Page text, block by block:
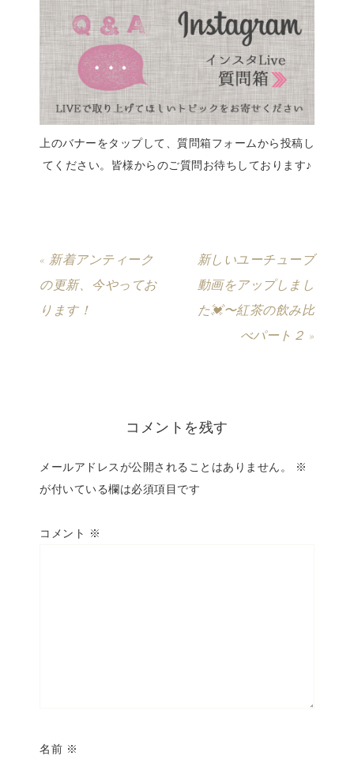
上のバナーをタップして、質問箱フォームから投稿し
てください。皆様からのご質問お待ちしております♪
« 新着アンティーク
の更新、今やってお
ります！
新しいユーチューブ
動画をアップしまし
た💓〜紅茶の飲み比
べパート２ »
コメントを残す
メールアドレスが公開されることはありません。
※
が付いている欄は必須項目です
コメント ※
名前 ※